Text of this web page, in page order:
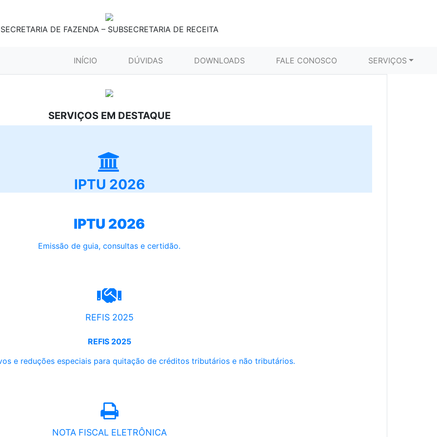
SECRETARIA DE FAZENDA – SUBSECRETARIA DE RECEITA
INÍCIO (CURRENT)DÚVIDAS DOWNLOADS FALE CONOSCO SERVIÇOS
SERVIÇOS EM DESTAQUE
IPTU 2026
IPTU 2026
Emissão de guia, consultas e certidão.
REFIS 2025
REFIS 2025
e reduções especiais para quitação de créditos tributários e não tributários.
NOTA FISCAL ELETRÔNICA